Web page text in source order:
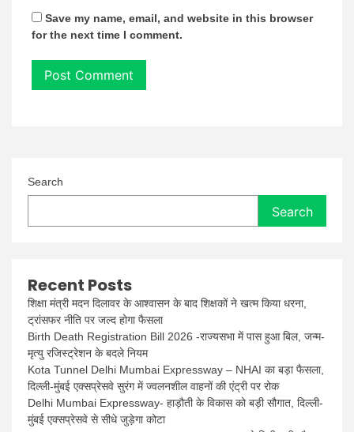
Save my name, email, and website in this browser
for the next time I comment.
Search
Search
Recent Posts
शिक्षा मंत्री मदन दिलावर के आश्वासन के बाद शिक्षकों ने खत्म किया धरना,
ट्रांसफर नीति पर जल्द होगा फैसला
Birth Death Registration Bill 2026 -राज्यसभा में पास हुआ बिल, जन्म-
मृत्यु रजिस्ट्रेशन के बदले नियम
Kota Tunnel Delhi Mumbai Expressway – NHAI का बड़ा फैसला,
दिल्ली-मुंबई एक्सप्रेसवे सुरंग में ज्वलनशील वाहनों की एंट्री पर रोक
Delhi Mumbai Expressway- हाड़ौती के विकास को बड़ी सौगात, दिल्ली-
मुंबई एक्सप्रेसवे से सीधे जुड़ेगा कोटा